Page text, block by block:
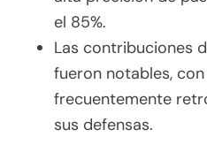
el 85%.
Las contribuciones
fueron notables,
frecuentemente
sus defensas.